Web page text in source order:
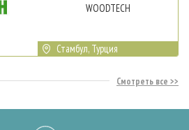
WOODTECH
Стамбул, Турция
Смотреть все